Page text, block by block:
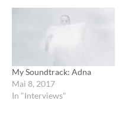
My Soundtrack: Adna
Mai 8, 2017
In "Interviews"